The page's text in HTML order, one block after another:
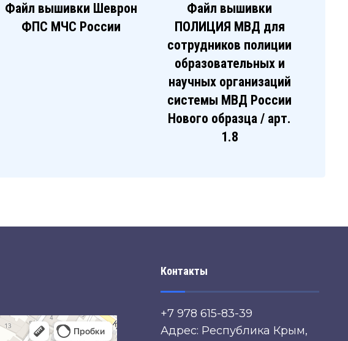
Файл вышивки Шеврон
ФПС МЧС России
Файл вышивки
ПОЛИЦИЯ МВД для
сотрудников полиции
образовательных и
научных организаций
системы МВД России
Нового образца / арт.
1.8
Контакты
+7 978 615-83-39
Адрес: Республика Крым,